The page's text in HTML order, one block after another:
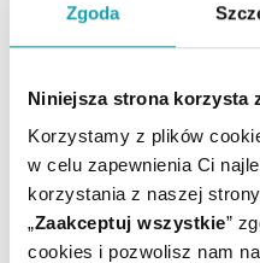
Zgoda
Niniejsza strona korzysta
Korzystamy z plików
w celu zapewnienia Ci
korzystania z naszej
„Zaakceptuj wszystkie”
cookies i pozwolisz nam
kobiet jest bardzo
noszenia ciężarów.
problemów z
większy nacisk na
Jedzmy pożywienia
produktów
warzyw. To zapewni
pęcherza.